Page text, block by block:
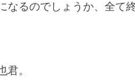
なるのでしょうか、全て
。